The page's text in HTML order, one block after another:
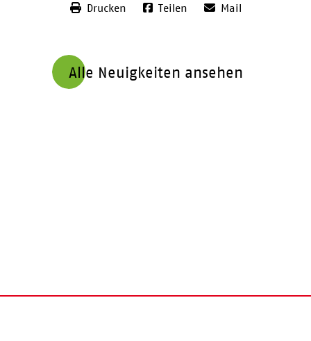
Drucken Teilen Mail
Alle Neuigkeiten ansehen